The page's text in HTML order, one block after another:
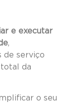
e executar
,
de serviço
da
o seu